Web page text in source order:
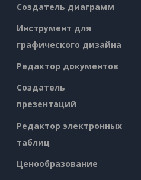
Создатель диаграмм
Инструмент для
графического дизайна
Редактор документов
Создатель
презентаций
Редактор электронных
таблиц
Ценообразование